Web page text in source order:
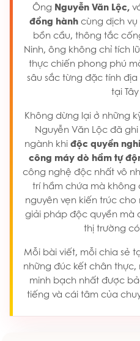
Ông Nguyễn Văn Lộc,
đồng hànhcùng dịch
bồn cầu, thông tắc
Ninh, ông không chỉ tích
thực chiến phong phú
sâu sắc từng đặc tính
tại
Không dừng lại ở những
Nguyễn Văn Lộc đã
ngành khiđộc quyền
công máy dò hầm tự
công nghệ độc nhất vô
trí hầm chứa mà
nguyên vẹn kiến trúc
giải pháp độc quyền mà
thị trường
Mỗi bài viết, mỗi chia sẻ
những đúc kết chân
minh bạch nhất được
tiếng và cái tâm của